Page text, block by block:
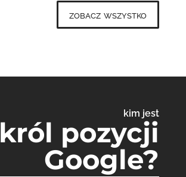
zobacz wszystko
kim jest
król pozycji
Google?